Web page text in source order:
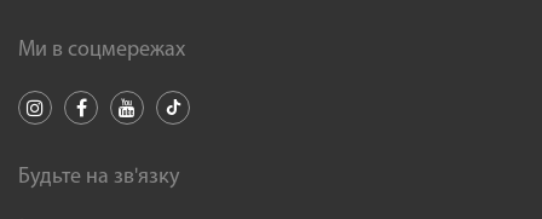
Ми в соцмережах
Будьте на зв'язку